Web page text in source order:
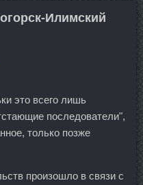
Илимский
это всего лишь
последователи",
только позже
произошло в связи с